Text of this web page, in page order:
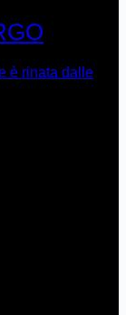
è rinata dalle